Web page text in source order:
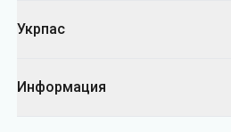
Укрпас
Информация